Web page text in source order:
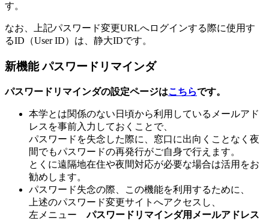
す。
なお、上記パスワード変更URLへログインする際に使用す
るID（User ID）は、静大IDです。
新機能 パスワードリマインダ
パスワードリマインダの設定ページはこちらです。
本学とは関係のない日頃から利用しているメールアド
レスを事前入力しておくことで、
パスワードを失念した際に、窓口に出向くことなく夜
間でもパスワードの再発行がご自身で行えます。
とくに遠隔地在住や夜間対応が必要な場合は活用をお
勧めします。
パスワード失念の際、この機能を利用するために、
上述のパスワード変更サイトへアクセスし、
左メニュー パスワードリマインダ用メールアドレス